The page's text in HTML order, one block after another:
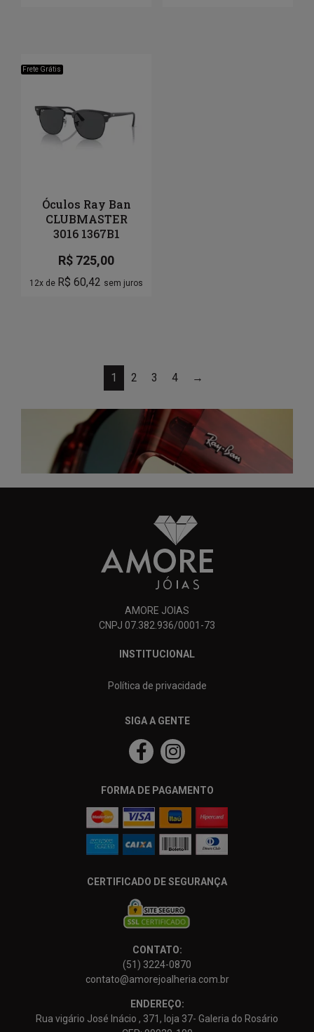
Frete Grátis
Óculos Ray Ban
CLUBMASTER
3016 1367B1
R$ 725,00
12x de R$ 60,42 sem juros
1 2 3 4 →
AMORE JOIAS
CNPJ 07.382.936/0001-73
INSTITUCIONAL
Política de privacidade
SIGA A GENTE
FORMA DE PAGAMENTO
CERTIFICADO DE SEGURANÇA
CONTATO:
(51) 3224-0870
contato@amorejoalheria.com.br
ENDEREÇO:
Rua vigário José Inácio , 371, loja 37- Galeria do Rosário